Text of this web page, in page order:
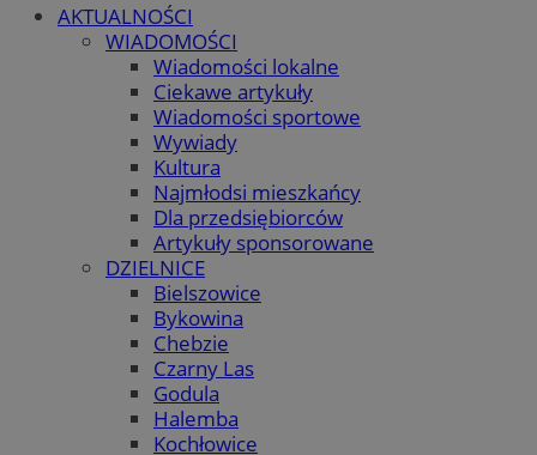
AKTUALNOŚCI
WIADOMOŚCI
Wiadomości lokalne
Ciekawe artykuły
Wiadomości sportowe
Wywiady
Kultura
Najmłodsi mieszkańcy
Dla przedsiębiorców
Artykuły sponsorowane
DZIELNICE
Bielszowice
Bykowina
Chebzie
Czarny Las
Godula
Halemba
Kochłowice